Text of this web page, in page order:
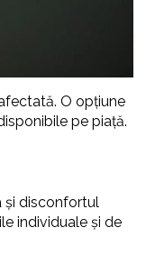
O opțiune
pe piață.
și disconfortul
individuale și de